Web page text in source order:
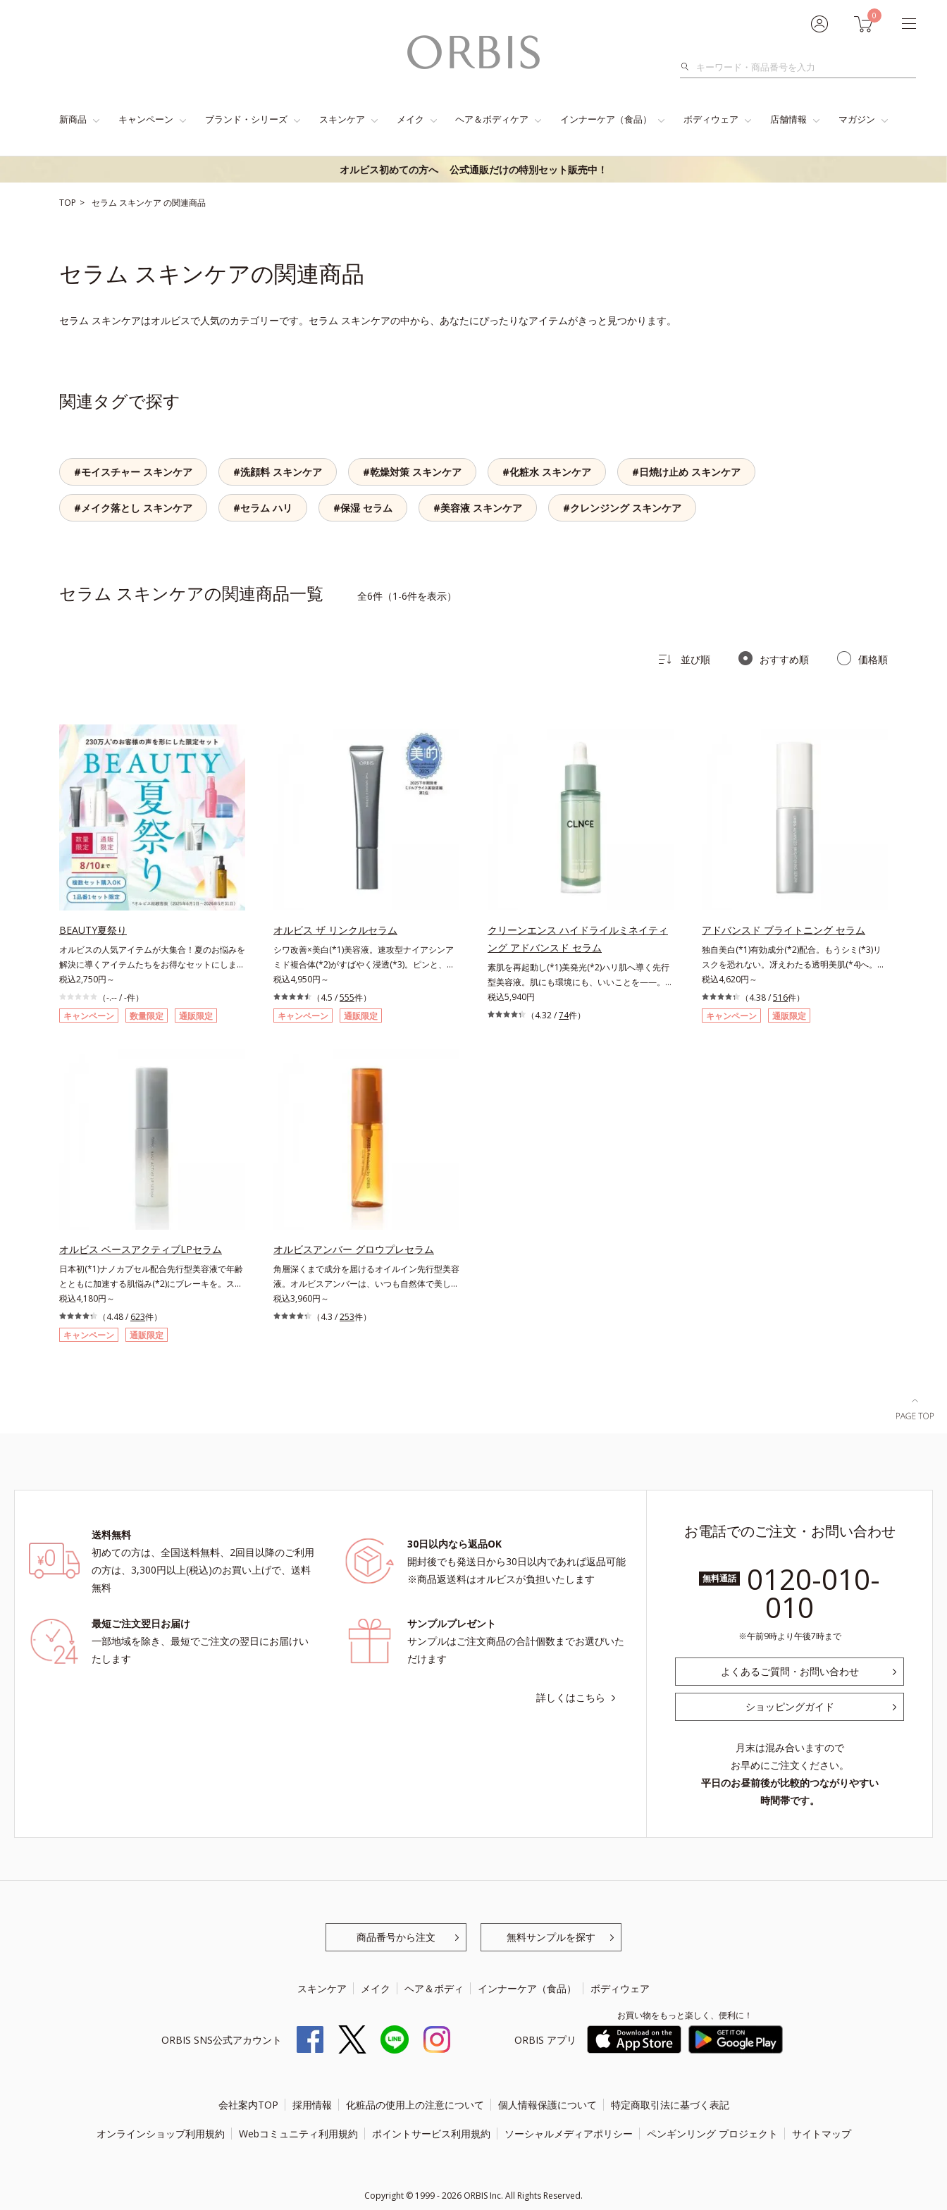
0
検
新商品 キャンペーン ブランド・シリーズ スキンケア メイク ヘア＆ボディケア インナーケア（食品） ボディウェア 店舗情報 マガジン
オルビス初めての方へ 公式通販だけの特別セット販売中！
TOP セラム スキンケア の関連商品
セラム スキンケアの関連商品
セラム スキンケアはオルビスで人気のカテゴリーです。セラム スキンケアの中から、あなたにぴったりなアイテムがきっと見つかります。
関連タグで探す
#モイスチャー スキンケア #洗顔料 スキンケア #乾燥対策 スキンケア #化粧水 スキンケア #日焼け止め スキンケア
#メイク落とし スキンケア #セラム ハリ #保湿 セラム #美容液 スキンケア #クレンジング スキンケア
セラム スキンケアの関連商品一覧 全6件（1-6件を表示）
並び順 おすすめ順 価格順
BEAUTY夏祭り
オルビスの人気アイテムが大集合！夏のお悩みを
解決に導くアイテムたちをお得なセットにしまし
た。いよいよ夏本番！！今年は「BEAUTY 夏祭
り」と銘打ち、毛穴、皮脂、UV対策など、この
時季のさまざまなお悩みに応えるスキンケアや、
お得なプチシェイクのセット、美肌を目指すイン
売品のマスクや、人気のヘアケアアイテムが入っ
ト限定ですが、複数セットご購入いただけます。
お得なこの機会をどうぞお見逃しなく。各商品の
詳しい情報は商品ページをご覧ください。・オル
ビスユー ドットシリーズは、こちら・オルビス
ザ リンクルセラムは、こちら・アドバンスド ブ
ライトニング セラムは、こちら・オルビス リン
ら・オルビス ザ クレンジング オイルは、こち
バーナイト ブライトニング ジェルは、こちら・
クレンジングジェルは、こちら・プチシェイク
は、こちら・ヘルシーリードプロテインは、こち
ら・コラーゲンゼリーは、こちら・コラーゲン
リ フォース（ラ・フランス風味）は、こちら
税込2,750円～
（-.-- / -件）
キャンペーン
数量限定 通販限定
オルビス ザ リンクルセラム
シワ改善×美白(*1)美容液。速攻型ナイアシンア
ミド複合体(*2)がすばやく浸透(*3)。ピンと、パ
ッと。大人の肌にハリ感を。シワ改善×美白(*1)
美容液。ポーラ化成 研究所の独自研究で見出し
た、速攻型ナイアシンアミド複合体(*2)と浸透サ
ポート成分(*4)を配合。シワ改善・美白の有効成
く届けます。真皮のコラーゲン産生を促進し、年
透型ハリ保湿成分(*6)で大人肌にハリ感をプラ
ス。するっと伸び広がるテクスチャーで、"顔全
体にご使用いただける設計"。見えているシワは
もちろん、自分では気づきにくい死角のシワの改
善にも効果を発揮します。*1 メラニンの生成を
抑え、シミ・ソバカスを防ぐ*2 ナイアシンアミ
ド（有効成分）、水添大豆リン脂質、フィトステ
K石けん素地、ホホバアルコール、トリステアリ
おける自社従来品処方との比較*6 ドクダミエキ
ス、シクロヘキサンジカルボン酸ビスエトキシジ
グリコール（保湿）＜使用量目安＞パール1粒程
度＜ご使用ステップ＞洗顔料 ⇒ 化粧水 ⇒ ザ リ
税込4,950円～
（4.5 /555件）
キャンペーン
通販限定
クリーンエンス ハイドライルミネイティ
ング アドバンスド セラム
素肌を再起動し(*1)美発光(*2)ハリ肌へ導く先行
型美容液。肌にも環境にも、いいことを——。
「CLEANENCE（クリーンエンス）」が目指すの
は、まっさらな素肌と地球へのやさしさ。間引き
税込5,940円
（4.32 /74件）
アドバンスド ブライトニング セラム
独自美白(*1)有効成分(*2)配合。もうシミ(*3)リ
スクを恐れない。冴えわたる透明美肌(*4)へ。先
端肌科学が導く、透明感あふれる輝き(*4)へ。今
の自分の肌も未来の肌もあきらめない、自分史上
最高の冴えわたる透明美肌(*4)を目指すには、美
肌の阻害要因となるうるおい不足やシミを予防す
税込4,620円～
（4.38 /516件）
キャンペーン
通販限定
オルビス ベースアクティブLPセラム
日本初(*1)ナノカプセル配合先行型美容液で年齢
とともに加速する肌悩み(*2)にブレーキを。スキ
ンケアの打ち止め感に。年齢とともに加速する肌
悩み(*2)にブレーキをかけ、化粧水前の土台(*3)
づくりで、うるおいに満ち満ちた内側から弾むよ
うなハリ肌へ。化粧水は二度塗りしないと不
とり整った肌状態へ。化粧水前に2プッシュ使う
す。*1 クチナシ果実エキス、ハトムギ種子エ
キス、ユズ果実エキス、水添レシチン、フィトス
テロールズ、（Ｃ１２－２０）アルキルグルコシ
ドの組み合わせが初（2023年4月 Mintel社データ
ベースによる当社調べ）*2 うるおい不足など
細胞間脂質に類似した構造*5 保湿成分
税込4,180円～
（4.48 / 623件）
キャンペーン
通販限定
オルビスアンバー グロウプレセラム
角層深くまで成分を届けるオイルイン先行型美容
液。オルビスアンバーは、いつも⾃然体で美しく
ありたいと願う⼤⼈世代に寄り添うブランドで
す。年齢印象研究に基づいた肌サイエンスで、複
えます。*1 肌にハリを与え若々しい印象*2
税込3,960円～
（4.3 /253件）
送料無料
初めての方は、全国送料無料、2回目以降のご利用
の方は、3,300円以上(税込)のお買い上げで、送料
無料
30日以内なら返品OK
開封後でも発送日から30日以内であれば返品可能
※商品返送料はオルビスが負担いたします
最短ご注文翌日お届け
一部地域を除き、最短でご注文の翌日にお届けい
たします
サンプルプレゼント
サンプルはご注文商品の合計個数までお選びいた
だけます
詳しくはこちら
お電話でのご注文・お問い合わせ
無料通話 0120-010-
010
午前9時より午後7時まで
よくあるご質問・お問い合わせ
ショッピングガイド
月末は混み合いますので
お早めにご注文ください。
平日のお昼前後が比較的つながりやすい
時間帯です。
商品番号から注文 無料サンプルを探す
スキンケア メイク ヘア＆ボディ インナーケア（食品） ボディウェア
ORBIS SNS公式アカウント ORBIS アプリ
お買い物をもっと楽しく、便利に！
会社案内TOP 採用情報 化粧品の使用上の注意について 個人情報保護について 特定商取引法に基づく表記
オンラインショップ利用規約 Webコミュニティ利用規約 ポイントサービス利用規約 ソーシャルメディアポリシー ペンギンリング プロジェクト サイトマップ
Copyright © 1999 - 2026 ORBIS Inc. All Rights Reserved.